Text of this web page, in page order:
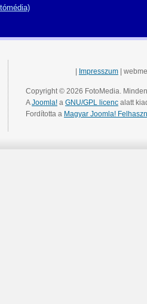
Impresszum |
Copyright © 2026 FotoMedia.
AJoomla! a GNU/GPL licenc alatt
Fordította a Magyar Joomla!